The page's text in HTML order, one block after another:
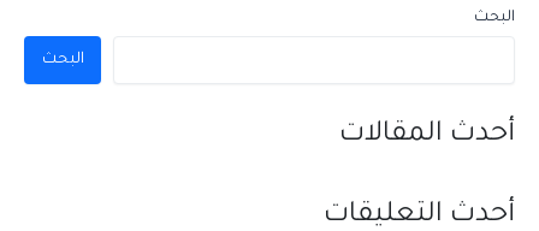
البحث
البحث
أحدث المقالات
أحدث التعليقات